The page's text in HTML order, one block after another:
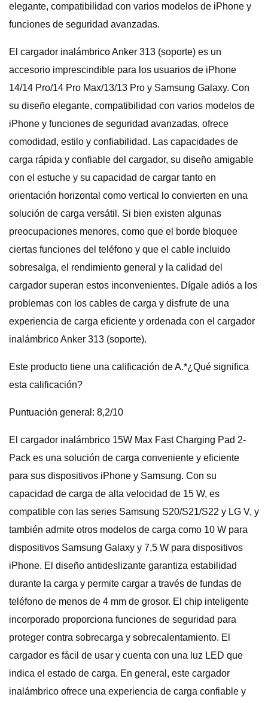
elegante, compatibilidad con varios modelos de iPhone y
funciones de seguridad avanzadas.
El cargador inalámbrico Anker 313 (soporte) es un
accesorio imprescindible para los usuarios de iPhone
14/14 Pro/14 Pro Max/13/13 Pro y Samsung Galaxy. Con
su diseño elegante, compatibilidad con varios modelos de
iPhone y funciones de seguridad avanzadas, ofrece
comodidad, estilo y confiabilidad. Las capacidades de
carga rápida y confiable del cargador, su diseño amigable
con el estuche y su capacidad de cargar tanto en
orientación horizontal como vertical lo convierten en una
solución de carga versátil. Si bien existen algunas
preocupaciones menores, como que el borde bloquee
ciertas funciones del teléfono y que el cable incluido
sobresalga, el rendimiento general y la calidad del
cargador superan estos inconvenientes. Dígale adiós a los
problemas con los cables de carga y disfrute de una
experiencia de carga eficiente y ordenada con el cargador
inalámbrico Anker 313 (soporte).
Este producto tiene una calificación de A.*¿Qué significa
esta calificación?
Puntuación general: 8,2/10
El cargador inalámbrico 15W Max Fast Charging Pad 2-
Pack es una solución de carga conveniente y eficiente
para sus dispositivos iPhone y Samsung. Con su
capacidad de carga de alta velocidad de 15 W, es
compatible con las series Samsung S20/S21/S22 y LG V, y
también admite otros modelos de carga como 10 W para
dispositivos Samsung Galaxy y 7,5 W para dispositivos
iPhone. El diseño antideslizante garantiza estabilidad
durante la carga y permite cargar a través de fundas de
teléfono de menos de 4 mm de grosor. El chip inteligente
incorporado proporciona funciones de seguridad para
proteger contra sobrecarga y sobrecalentamiento. El
cargador es fácil de usar y cuenta con una luz LED que
indica el estado de carga. En general, este cargador
inalámbrico ofrece una experiencia de carga confiable y